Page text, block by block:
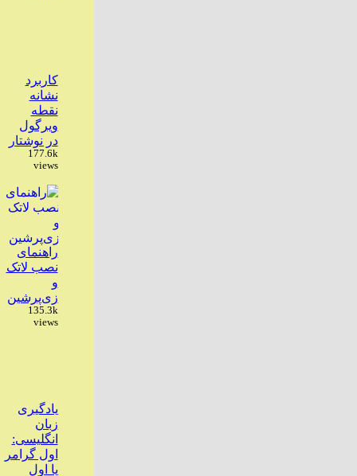
کاربرد
نشانه
نقطه
ویرگول
در نوشتار
177.6k
views
راهنمای
نصب لاتک
و
زی‌پرشین
135.3k
views
یادگیری
زبان
انگلیسی:
اول گرامر
یا اول